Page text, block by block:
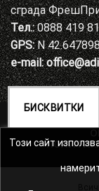
сграда
Тел.:0888 419
GPS:N
e-mail:
БИСКВИТКИ
Този сайт